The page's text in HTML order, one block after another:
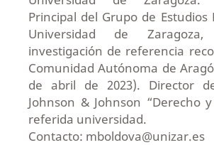
Principal del Grupo de Estudios
Universidad de
investigación de referencia
Comunidad Autónoma de
de abril de 2023). Director
Johnson & Johnson “Derecho
referida universidad.
Contacto: mboldova@unizar.es